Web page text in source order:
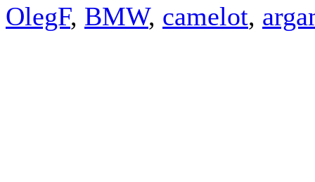
OlegF, BMW, camelot,